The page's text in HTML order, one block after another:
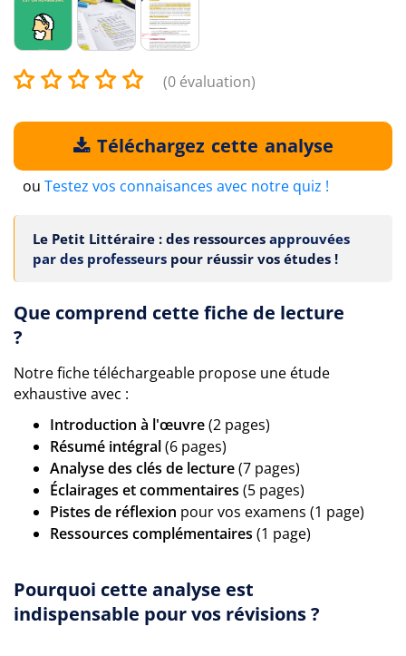
(0 évaluation)
Téléchargez cette analyse
ou Testez vos connaisances avec notre quiz !
Le Petit Littéraire : des ressources approuvées
par des professeurs pour réussir vos études !
Que comprend cette fiche de lecture
?
Notre fiche téléchargeable propose une étude
exhaustive avec :
Introduction à l'œuvre(2 pages)
Résumé intégral(6 pages)
Analyse des clés de lecture(7 pages)
Éclairages et commentaires (5 pages)
Pistes de réflexion pour vos examens (1 page)
Ressources complémentaires (1 page)
Pourquoi cette analyse est
indispensable pour vos révisions ?